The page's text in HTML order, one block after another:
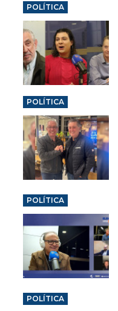
POLÍTICA
POLÍTICA
POLÍTICA
POLÍTICA